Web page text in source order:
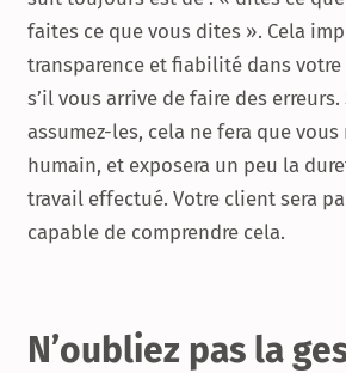
faites ce que vous dites ». Cela
transparence et fiabilité dans votre
s’il vous arrive de faire des
assumez-les, cela ne fera que
humain, et exposera un peu la
travail effectué. Votre client sera
capable de comprendre cela.
N’oubliez pas la